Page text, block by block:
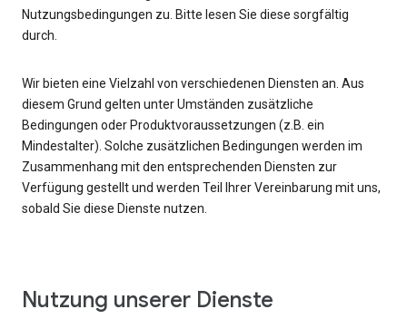
Nutzungsbedingungen zu. Bitte lesen Sie diese sorgfältig
durch.
Wir bieten eine Vielzahl von verschiedenen Diensten an. Aus
diesem Grund gelten unter Umständen zusätzliche
Bedingungen oder Produktvoraussetzungen (z.B. ein
Mindestalter). Solche zusätzlichen Bedingungen werden im
Zusammenhang mit den entsprechenden Diensten zur
Verfügung gestellt und werden Teil Ihrer Vereinbarung mit uns,
sobald Sie diese Dienste nutzen.
Nutzung unserer Dienste